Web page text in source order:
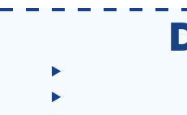
trip planning